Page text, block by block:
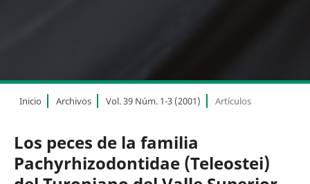
Inicio Archivos Vol. 39 Núm. 1-3 (2001) Artículos
Los peces de la familia
Pachyrhizodontidae (Teleostei)